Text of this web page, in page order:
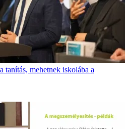
tanítás, mehetnek iskolába a